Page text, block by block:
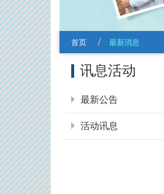
首页 最新消息
讯息活动
最新公告
活动讯息